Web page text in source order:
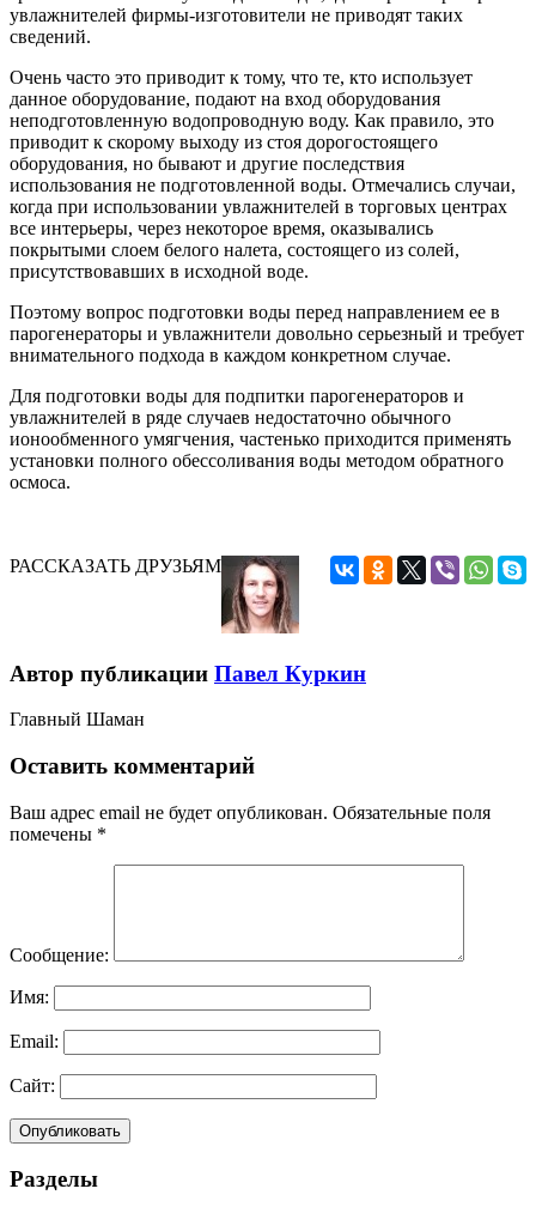
увлажнителей фирмы-изготовители не приводят таких
сведений.
Очень часто это приводит к тому, что те, кто использует
данное оборудование, подают на вход оборудования
неподготовленную водопроводную воду. Как правило, это
приводит к скорому выходу из стоя дорогостоящего
оборудования, но бывают и другие последствия
использования не подготовленной воды. Отмечались случаи,
когда при использовании увлажнителей в торговых центрах
все интерьеры, через некоторое время, оказывались
покрытыми слоем белого налета, состоящего из солей,
присутствовавших в исходной воде.
Поэтому вопрос подготовки воды перед направлением ее в
парогенераторы и увлажнители довольно серьезный и требует
внимательного подхода в каждом конкретном случае.
Для подготовки воды для подпитки парогенераторов и
увлажнителей в ряде случаев недостаточно обычного
ионообменного умягчения, частенько приходится применять
установки полного обессоливания воды методом обратного
осмоса.
РАССКАЗАТЬ ДРУЗЬЯМ
Автор публикации Павел Куркин
Главный Шаман
Оставить комментарий
Ваш адрес email не будет опубликован. Обязательные поля
помечены *
Сообщение:
Имя:
Email:
Сайт:
Разделы